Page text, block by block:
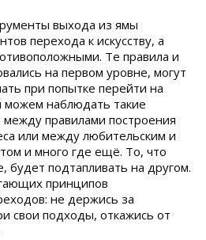
выхода из ямы
перехода к искусству, а
Те правила и
на первом уровне, могут
при попытке перейти на
наблюдать такие
правилами построения
или между любительским и
и много где ещё. То, что
будет подтапливать на другом.
принципов
не держись за
свои подходы, откажись от